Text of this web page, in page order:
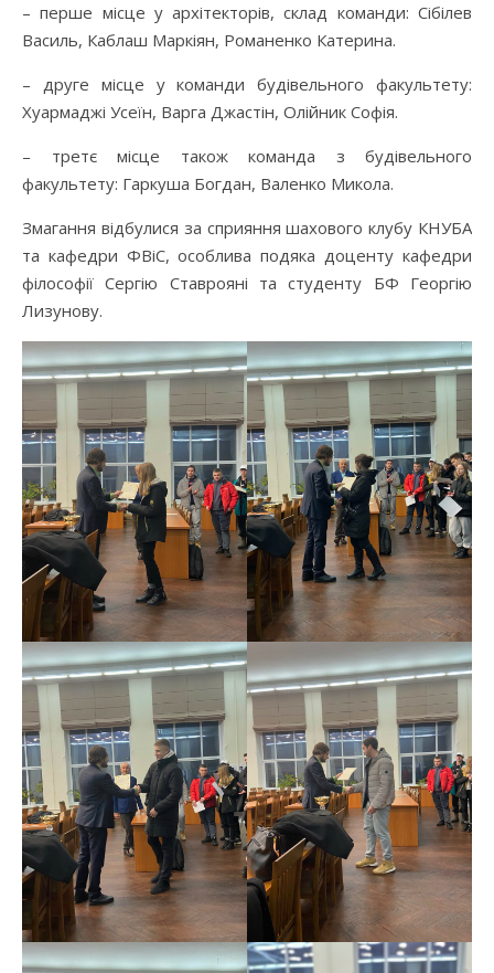
– перше місце у архітекторів, склад команди: Сібілев
Василь, Каблаш Маркіян, Романенко Катерина.
– друге місце у команди будівельного факультету:
Хуармаджі Усеїн, Варга Джастін, Олійник Софія.
– третє місце також команда з будівельного
факультету: Гаркуша Богдан, Валенко Микола.
Змагання відбулися за сприяння шахового клубу КНУБА
та кафедри ФВіС, особлива подяка доценту кафедри
філософії Сергію Ставрояні та студенту БФ Георгію
Лизунову.